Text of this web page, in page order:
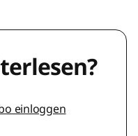
einloggen